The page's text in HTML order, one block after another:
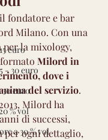
euro
- 30 euro
euro
% vol
a 30 % vol
fondatore e bar
Milano. Con una
la mixology,
Milord in
dove i
del servizio.
Milord ha
di successi,
per ogni dettaglio,